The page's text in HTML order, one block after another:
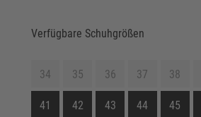
Verfügbare Schuhgrößen
34 35 36 37 38
41 42 43 44 45